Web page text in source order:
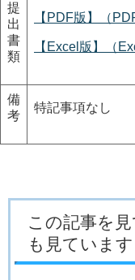
提
出
書
類
【PDF版】（
【Excel版】（
備
考
特記事項なし
この記事を
も見ています